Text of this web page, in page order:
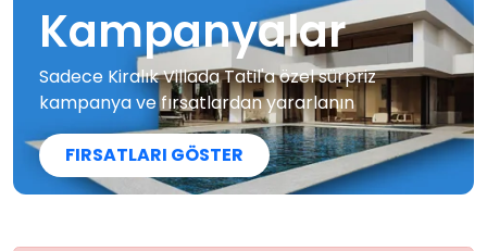
Kampanyalar
Sadece Kiralık Villada Tatil'a özel sürpriz
kampanya ve fırsatlardan yararlanın
FIRSATLARI GÖSTER